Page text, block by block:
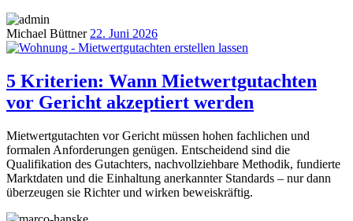
Michael Büttner 22. Juni 2026
5 Kriterien: Wann Mietwertgutachten
vor Gericht akzeptiert werden
Mietwertgutachten vor Gericht müssen hohen fachlichen und
formalen Anforderungen genügen. Entscheidend sind die
Qualifikation des Gutachters, nachvollziehbare Methodik, fundierte
Marktdaten und die Einhaltung anerkannter Standards – nur dann
überzeugen sie Richter und wirken beweiskräftig.